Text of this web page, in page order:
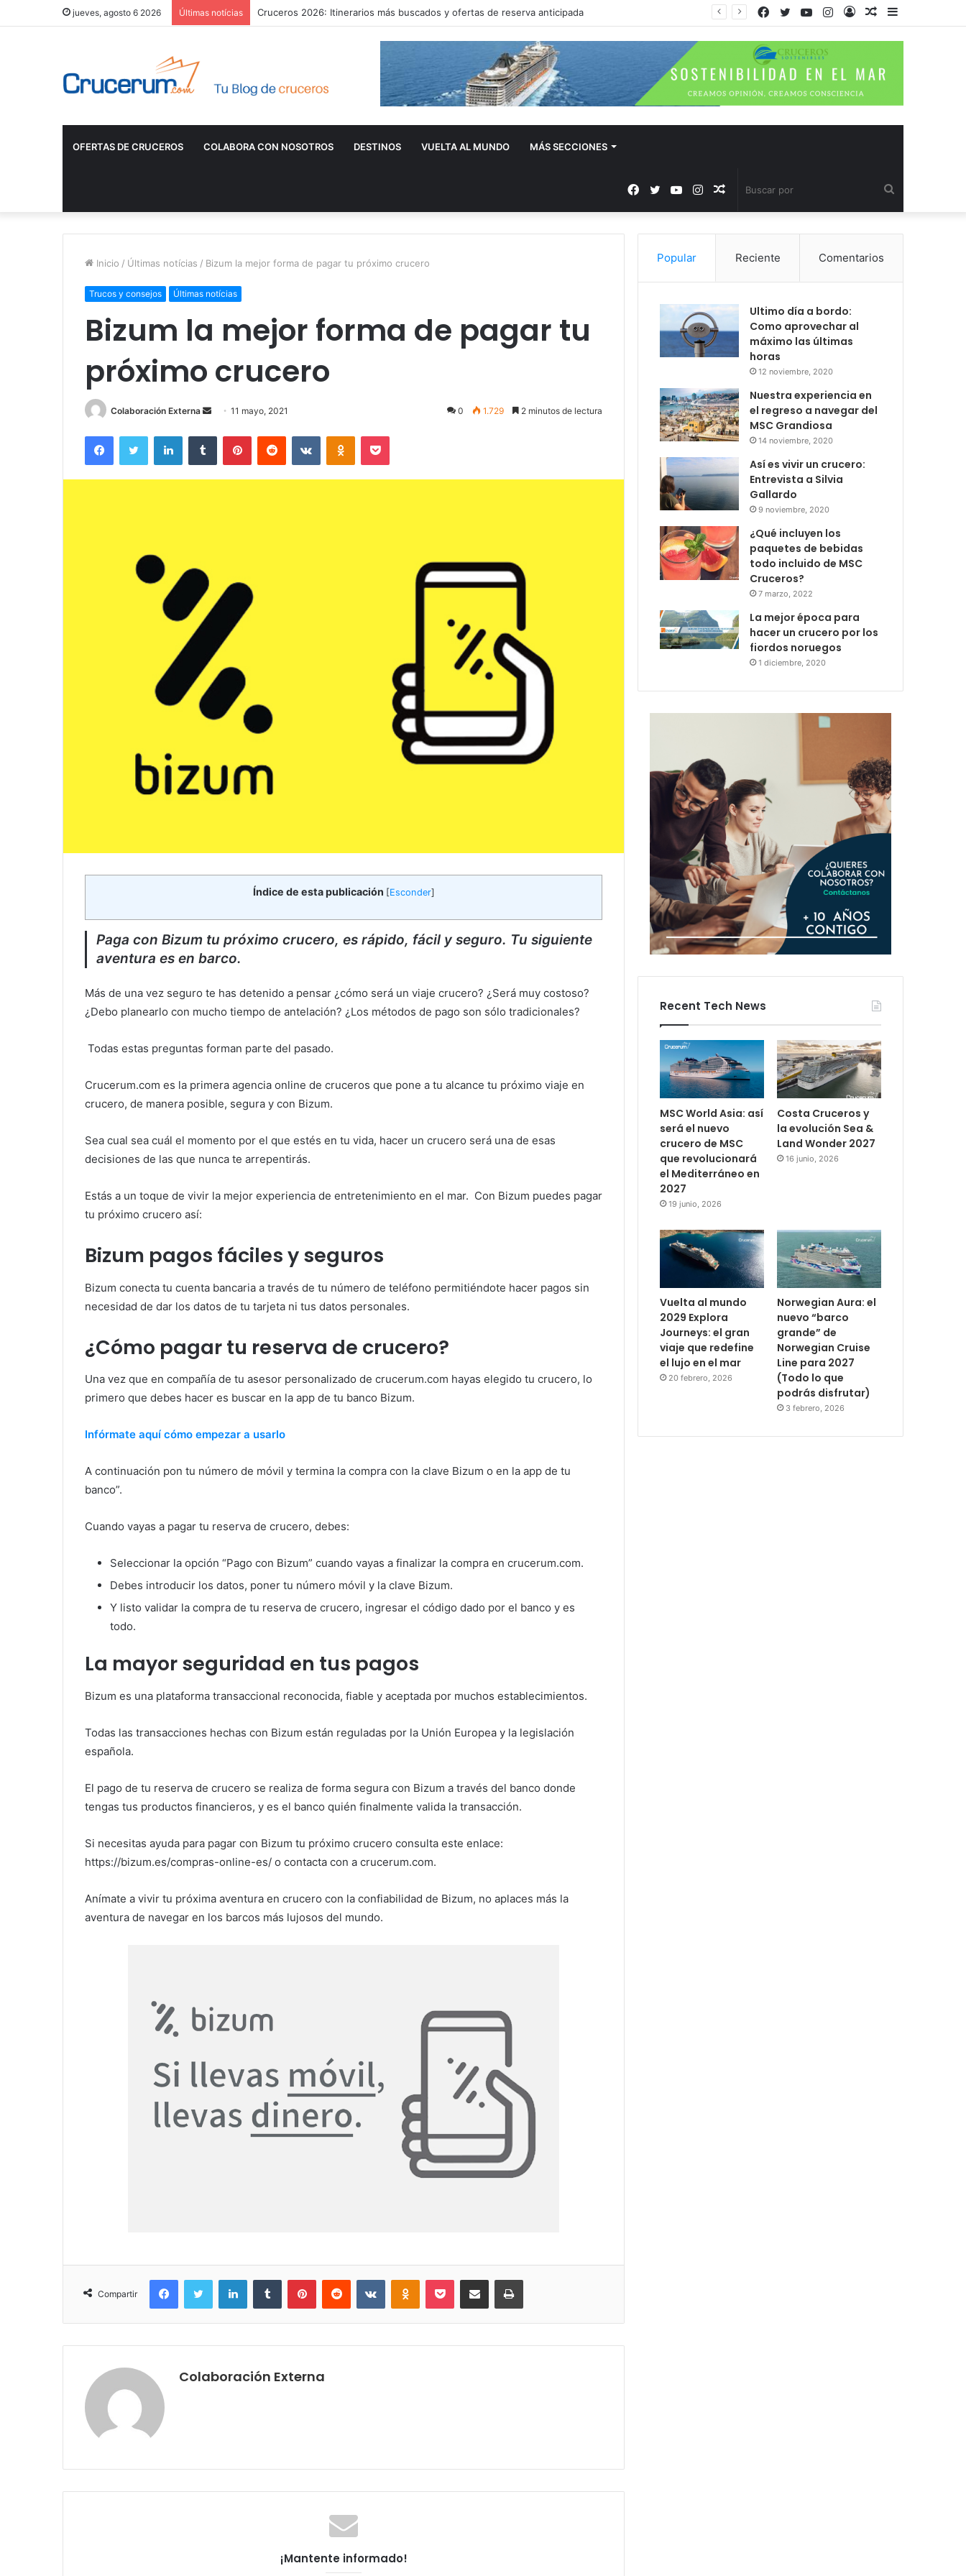
jueves, agosto 6 2026 Últimas notícias ¿Es mejor contratar las excursiones en el crucero o directamente en el puerto?
Barra
Publicación
Acceso
Instagram
YouTube
Twitter
Facebook
OFERTAS DE CRUCEROS COLABORA CON NOSOTROS DESTINOS VUELTA AL MUNDO MÁS SECCIONES
por
Publicación
al
Instagram
YouTube
Twitter
Facebook
Inicio / Últimas notícias / Bizum la mejor forma de pagar tu próximo crucero
Trucos y consejos Últimas notícias
Bizum la mejor forma de pagar tu
próximo crucero
Colaboración Externa
Send11 mayo, 2021 0 1.729 2 minutos de lectura
FacebookTwitter LinkedInTumblr PinterestReddit VKontakteOdnoklassniki
Pocket
Índice de esta publicación [Esconder]
Paga con Bizum tu próximo crucero, es rápido, fácil y seguro. Tu siguiente
aventura es en barco.
Más de una vez seguro te has detenido a pensar ¿cómo será un viaje crucero? ¿Será muy costoso?
¿Debo planearlo con mucho tiempo de antelación? ¿Los métodos de pago son sólo tradicionales?
Todas estas preguntas forman parte del pasado.
Crucerum.com es la primera agencia online de cruceros que pone a tu alcance tu próximo viaje en
crucero, de manera posible, segura y con Bizum.
Sea cual sea cuál el momento por el que estés en tu vida, hacer un crucero será una de esas
decisiones de las que nunca te arrepentirás.
Estás a un toque de vivir la mejor experiencia de entretenimiento en el mar. Con Bizum puedes pagar
tu próximo crucero así:
Bizum pagos fáciles y seguros
Bizum conecta tu cuenta bancaria a través de tu número de teléfono permitiéndote hacer pagos sin
necesidad de dar los datos de tu tarjeta ni tus datos personales.
¿Cómo pagar tu reserva de crucero?
Una vez que en compañía de tu asesor personalizado de crucerum.com hayas elegido tu crucero, lo
primero que debes hacer es buscar en la app de tu banco Bizum.
Infórmate aquí cómo empezar a usarlo
A continuación pon tu número de móvil y termina la compra con la clave Bizum o en la app de tu
banco”.
Cuando vayas a pagar tu reserva de crucero, debes:
Seleccionar la opción “Pago con Bizum” cuando vayas a finalizar la compra en crucerum.com.
Debes introducir los datos, poner tu número móvil y la clave Bizum.
Y listo validar la compra de tu reserva de crucero, ingresar el código dado por el banco y es
todo.
La mayor seguridad en tus pagos
Bizum es una plataforma transaccional reconocida, fiable y aceptada por muchos establecimientos.
Todas las transacciones hechas con Bizum están reguladas por la Unión Europea y la legislación
española.
El pago de tu reserva de crucero se realiza de forma segura con Bizum a través del banco donde
tengas tus productos financieros, y es el banco quién finalmente valida la transacción.
Si necesitas ayuda para pagar con Bizum tu próximo crucero consulta este enlace:
https://bizum.es/compras-online-es/ o contacta con a crucerum.com.
Anímate a vivir tu próxima aventura en crucero con la confiabilidad de Bizum, no aplaces más la
aventura de navegar en los barcos más lujosos del mundo.
Compartir
FacebookTwitter LinkedInTumblr PinterestReddit VKontakteOdnoklassniki
Pocket Compartir por correo electrónicoImprimir
Colaboración Externa
¡Mantente informado!
Popular Reciente Comentarios
Ultimo día a bordo:
Como aprovechar al
máximo las últimas
horas
12 noviembre, 2020
Nuestra experiencia en
el regreso a navegar del
MSC Grandiosa
14 noviembre, 2020
Así es vivir un crucero:
Entrevista a Silvia
Gallardo
9 noviembre, 2020
¿Qué incluyen los
paquetes de bebidas
todo incluido de MSC
Cruceros?
7 marzo, 2022
La mejor época para
hacer un crucero por los
fiordos noruegos
1 diciembre, 2020
Recent Tech News
MSC World Asia: así
será el nuevo
crucero de MSC
que revolucionará
el Mediterráneo en
2027
19 junio, 2026
Costa Cruceros y
la evolución Sea &
Land Wonder 2027
16 junio, 2026
Vuelta al mundo
2029 Explora
Journeys: el gran
viaje que redefine
el lujo en el mar
20 febrero, 2026
Norwegian Aura: el
nuevo “barco
grande” de
Norwegian Cruise
Line para 2027
(Todo lo que
podrás disfrutar)
3 febrero, 2026